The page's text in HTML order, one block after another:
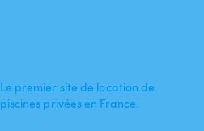
Le premier site de location de
piscines privées en France.